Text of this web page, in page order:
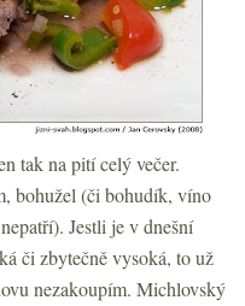
tak na pití celý večer.
bohužel (či bohudík, víno
Jestli je v dnešní
či zbytečně vysoká, to už
nezakoupím. Michlovský